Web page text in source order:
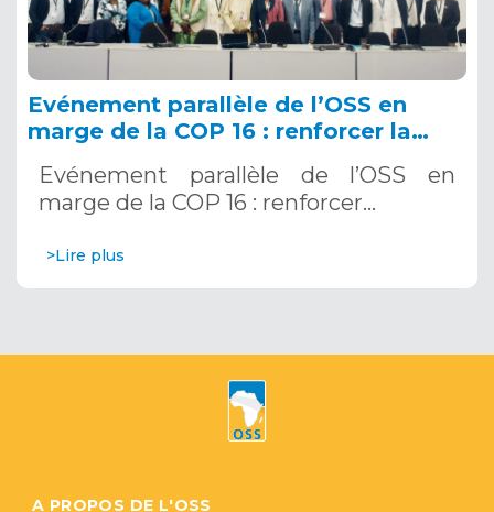
Evénement parallèle de l’OSS en
marge de la COP 16 : renforcer la
Systèmes d’Alerte Précoce
Multirisques. 12 décembre 2024
Evénement parallèle de l’OSS en
marge de la COP 16 : renforcer…
>Lire plus
A PROPOS DE L'OSS